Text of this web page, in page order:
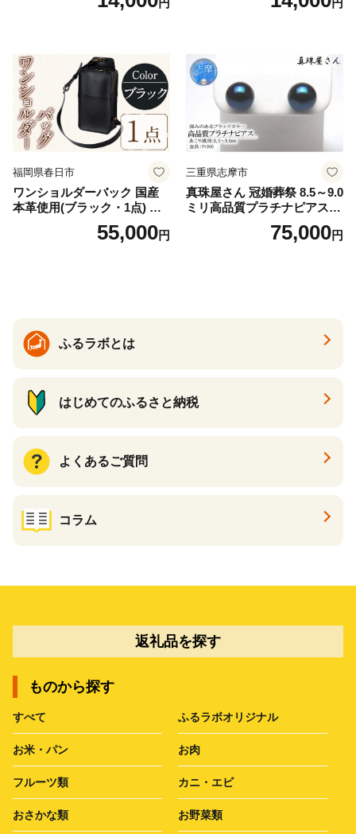
ニタリー ユニ・チャーム
ージュ3枚セット [№5716-04
福岡県春日市
ワンショルダーバック 国産
本革使用(ブラック・1点) 鞄
バック バッグ カバン レザー
国産 日本製 牛革 黒 革 革製
55,000円
三重県志摩市
真珠屋さん 冠婚葬祭 8.5～9.0
ミリ高品質プラチナピアス P
t900 志摩産アコヤ真珠 ブラ
ックパール 黒真珠75,000円
ふるラボとは
はじめてのふるさと納税
よくあるご質問
コラム
返礼品を探す
ものから探す
すべて ふるラボオリジナル
お米・パン お肉
フルーツ類 カニ・エビ
おさかな類 お野菜類